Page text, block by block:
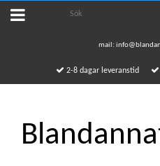
mail:
2-8 dagar leveranstid